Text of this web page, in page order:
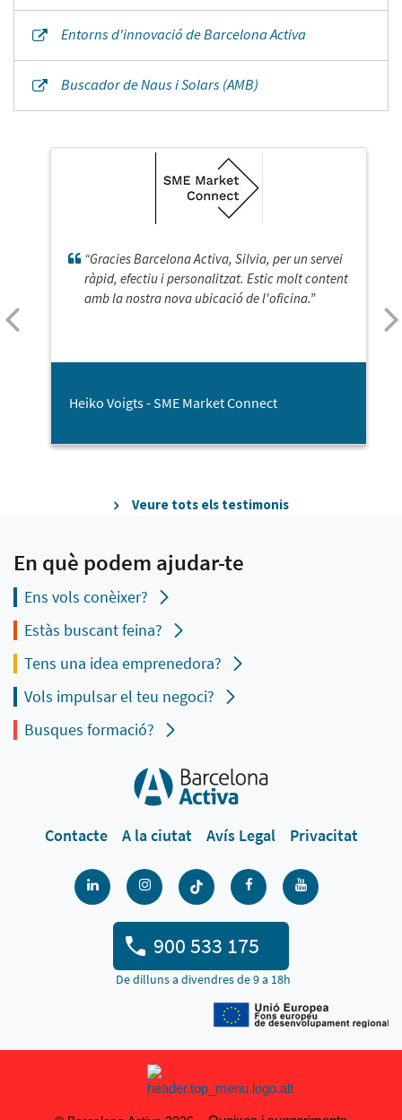
Entorns d'innovació de Barcelona Activa
Buscador de Naus i Solars (AMB)
“Gracies Barcelona Activa, Silvia, per un servei
ràpid, efectiu i personalitzat. Estic molt content
amb la nostra nova ubicació de l'oficina.”
Heiko Voigts - SME Market Connect
Veure tots els testimonis
En què podem ajudar-te
Ens vols conèixer?
Estàs buscant feina?
Tens una idea emprenedora?
Vols impulsar el teu negoci?
Busques formació?
Contacte A la ciutat Avís Legal Privacitat
900 533 175
De dilluns a divendres de 9 a 18h